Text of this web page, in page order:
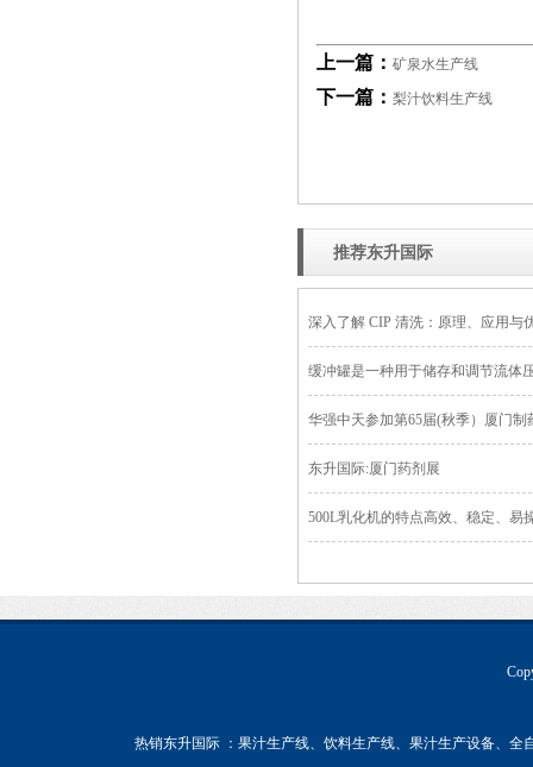
上一篇： 矿泉水生产线
下一篇： 梨汁饮料生产线
推荐东升国际
深入了解 CIP 清洗：原理、应用与
缓冲罐是一种用于储存和调节流体
华强中天参加第65届(秋季）厦门制
东升国际:厦门药剂展
500L乳化机的特点高效、稳定、易
热销东升国际 ：果汁生产线、饮料生产线、果汁生产设备、